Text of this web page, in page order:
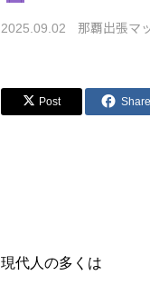
2025.09.02 那覇出張マ
Post Share
現代人の多くは